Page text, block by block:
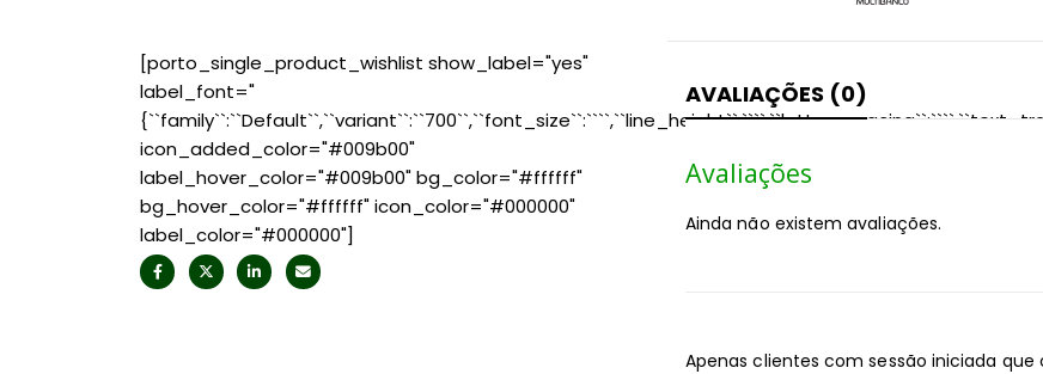
[porto_single_product_wishlist show_label="yes"
label_font="
icon_added_color="#009b00"
label_hover_color="#009b00" bg_color="#ffffff"
bg_hover_color="#ffffff" icon_color="#000000"
label_color="#000000"]
AVALIAÇÕES (0)
Avaliações
Ainda não existem avaliações.
Apenas clientes com sessão iniciada